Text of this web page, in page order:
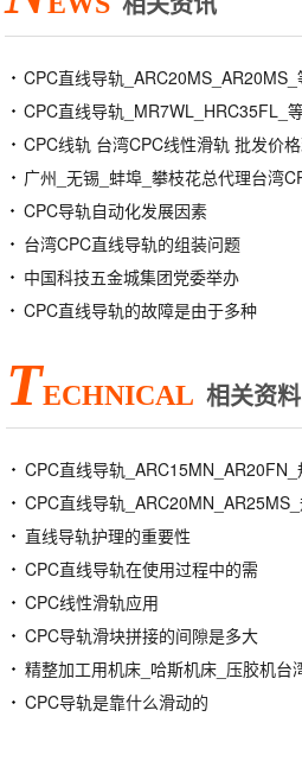
相关资讯
CPC导轨自动化发展因素
台湾CPC直线导轨的组装问题
中国科技五金城集团党委举办
CPC直线导轨的故障是由于多种
TECHNICAL 相关资料
直线导轨护理的重要性
CPC直线导轨在使用过程中的需
CPC线性滑轨应用
CPC导轨滑块拼接的间隙是多大
CPC导轨是靠什么滑动的